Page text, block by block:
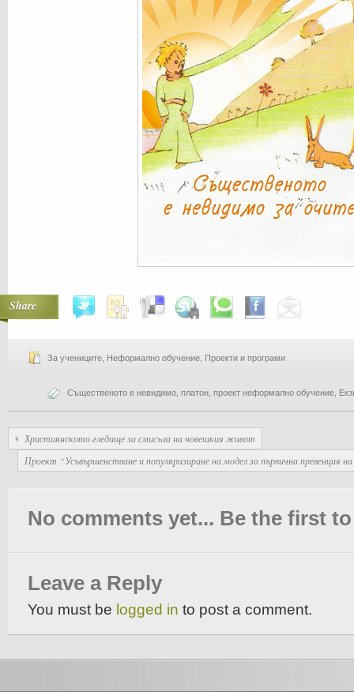
Share
За учениците Неформално обучение Проекти и програми
Същественото е невидимо платон проект неформално обучение
Християнското гледище за смисъла на човешкия живот
Проект “Усъвършенстване и популяризиране на модел за първична превенция на
No comments yet... Be the first
Leave a Reply
You must be logged in to post a comment.